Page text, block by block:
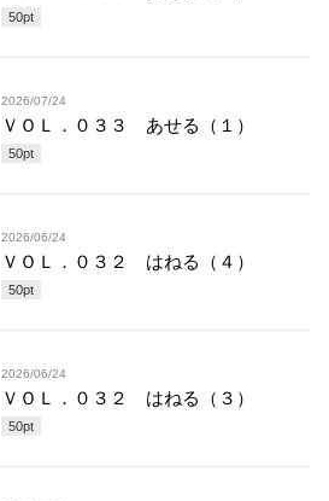
50pt
2026/07/24
ＶＯＬ．０３３ あせる（１）
50pt
2026/06/24
ＶＯＬ．０３２ はねる（４）
50pt
2026/06/24
ＶＯＬ．０３２ はねる（３）
50pt